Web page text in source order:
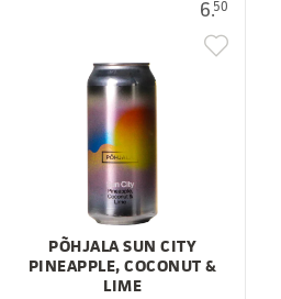
6.50
PÕHJALA SUN CITY
PINEAPPLE, COCONUT &
LIME